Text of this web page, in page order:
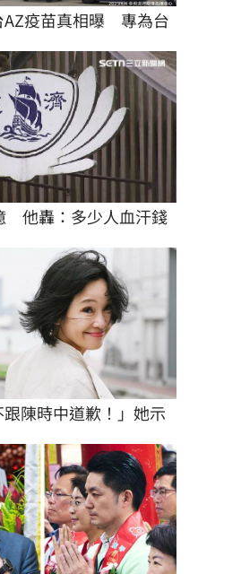
疫苗真相曝　專為台
　他轟：多少人血汗錢
陳時中道歉！」她示